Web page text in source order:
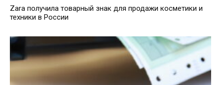
Zara получила товарный знак для продажи косметики и
техники в России